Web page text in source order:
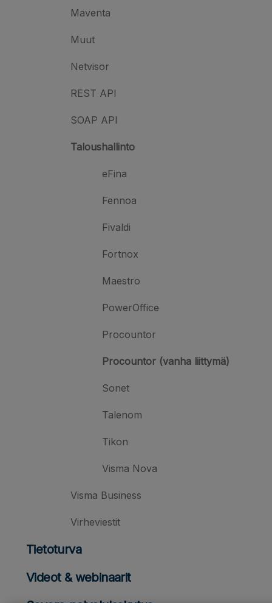
Maventa
Muut
Netvisor
REST API
SOAP API
Taloushallinto
eFina
Fennoa
Fivaldi
Fortnox
Maestro
PowerOffice
Procountor
Procountor (vanha liittymä)
Sonet
Talenom
Tikon
Visma Nova
Visma Business
Virheviestit
Tietoturva
Videot & webinaarit